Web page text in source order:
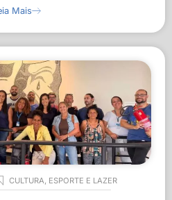
Mais
CULTURA, ESPORTE E LAZER